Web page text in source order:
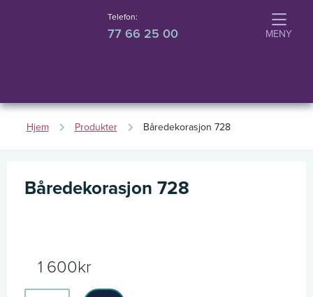
Telefon:
77 66 25 00
Hjem Produkter Båredekorasjon 728
Båredekorasjon 728
1 600kr